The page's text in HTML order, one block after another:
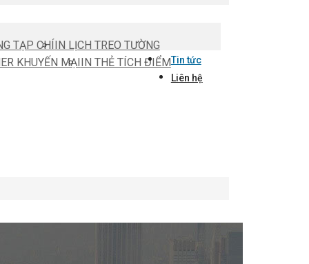
TẠP CHÍIN LỊCH TREO TƯỜNG
KHUYẾN MẠIIN THẺ TÍCH ĐIỂMTin tức
Liên hệ